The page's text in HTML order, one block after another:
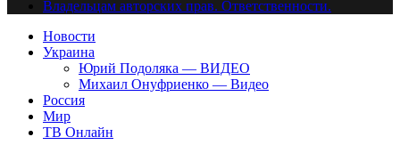
Владельцам авторских прав. Ответственности.
Новости
Украина
Юрий Подоляка — ВИДЕО
Михаил Онуфриенко — Видео
Россия
Мир
ТВ Онлайн